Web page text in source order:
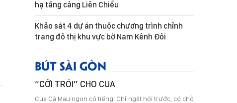
hạ tầng cảng Liên Chiểu
Khảo sát 4 dự án thuộc chương trình chỉnh
trang đô thị khu vực bờ Nam Kênh Đôi
BÚT SÀI GÒN
“CỞI TRÓI” CHO CUA
Cua Cà Mau ngon có tiếng. Chỉ ngặt hồi trước, có chỗ